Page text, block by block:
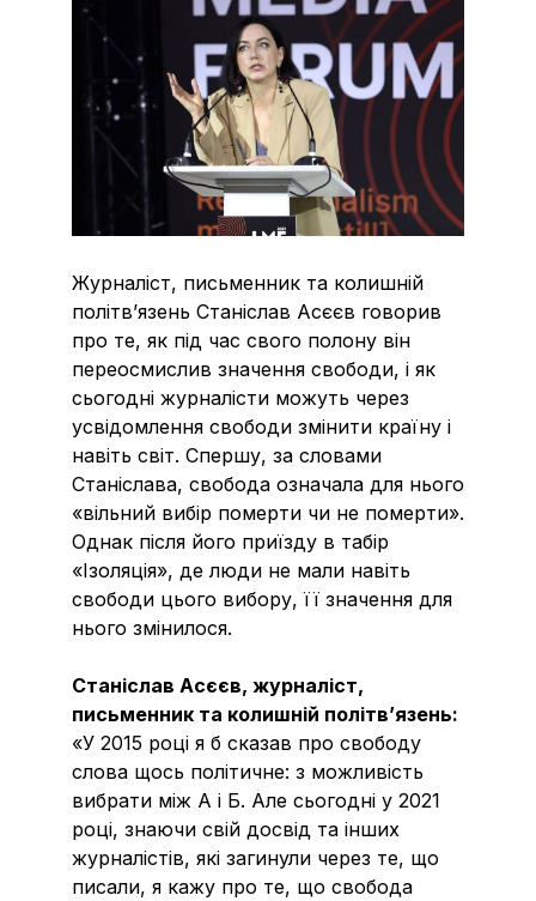
Журналіст, письменник та колишній
політв’язень Станіслав Асєєв говорив
про те, як під час свого полону він
переосмислив значення свободи, і як
сьогодні журналісти можуть через
усвідомлення свободи змінити країну і
навіть світ. Спершу, за словами
Станіслава, свобода означала для нього
«вільний вибір померти чи не померти».
Однак після його приїзду в табір
«Ізоляція», де люди не мали навіть
свободи цього вибору, її значення для
нього змінилося.
Станіслав Асєєв, журналіст,
письменник та колишній політв’язень:
«У 2015 році я б сказав про свободу
слова щось політичне: з можливість
вибрати між А і Б. Але сьогодні у 2021
році, знаючи свій досвід та інших
журналістів, які загинули через те, що
писали, я кажу про те, що свобода